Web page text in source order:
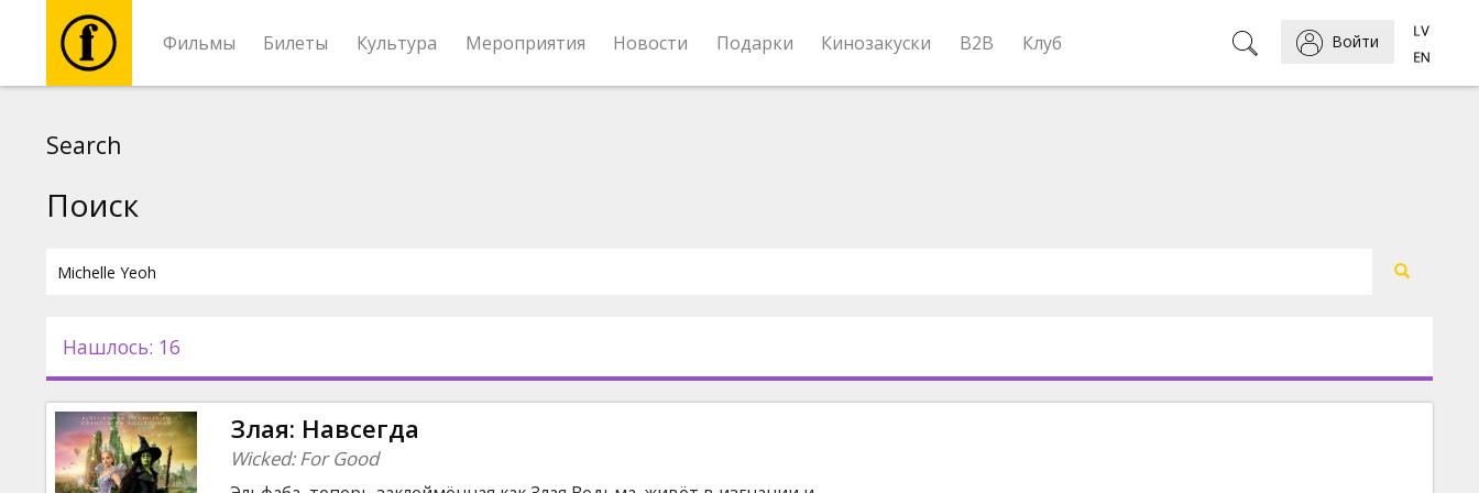
Фильмы Билеты Культура Мероприятия Новости Подарки Кинозакуски B2B Клуб Войти
Новости
Подарки
Search
Поиск
Нашлось: 16
Злая: Навсегда
Wicked: For Good